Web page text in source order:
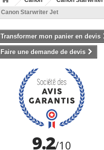
Canon Starwriter Jet
Transformer mon panier en devis
Faire une demande de devis